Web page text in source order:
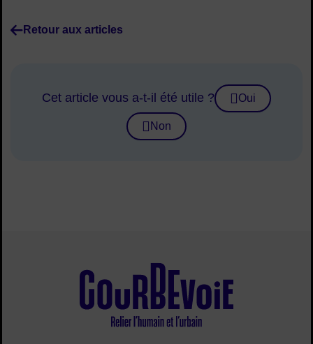
Retour aux articles
Cet article vous a-t-il été utile ? Oui
Non